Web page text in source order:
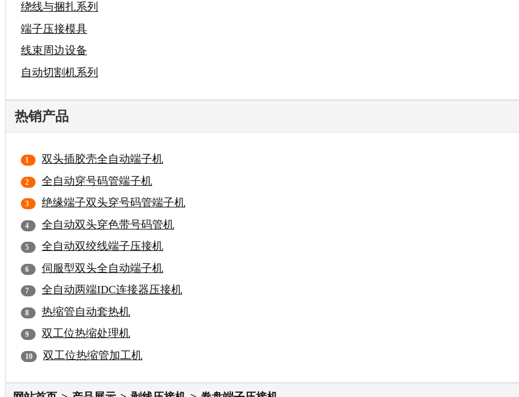
绕线与捆扎系列
端子压接模具
线束周边设备
自动切割机系列
热销产品
双头插胶壳全自动端子机
全自动穿号码管端子机
绝缘端子双头穿号码管端子机
全自动双头穿色带号码管机
全自动双绞线端子压接机
伺服型双头全自动端子机
全自动两端IDC连接器压接机
热缩管自动套热机
双工位热缩处理机
双工位热缩管加工机